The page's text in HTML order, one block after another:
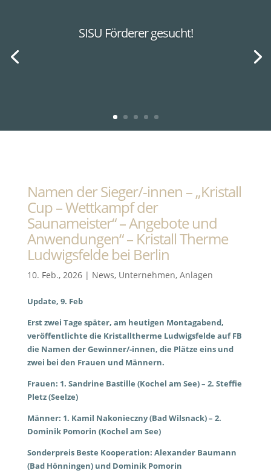
SISU Förderer gesucht!
Namen der Sieger/-innen – „Kristall
Cup – Wettkampf der
Saunameister“ – Angebote und
Anwendungen“ – Kristall Therme
Ludwigsfelde bei Berlin
10. Feb., 2026| News, Unternehmen, Anlagen
Update, 9. Feb
Erst zwei Tage später, am heutigen Montagabend,
veröffentlichte die Kristalltherme Ludwigsfelde auf FB
die Namen der Gewinner/-innen, die Plätze eins und
zwei bei den Frauen und Männern.
Frauen: 1. Sandrine Bastille (Kochel am See) – 2. Steffie
Pletz (Seelze)
Männer: 1. Kamil Nakonieczny (Bad Wilsnack) – 2.
Dominik Pomorin (Kochel am See)
Sonderpreis Beste Kooperation: Alexander Baumann
(Bad Hönningen) und Dominik Pomorin